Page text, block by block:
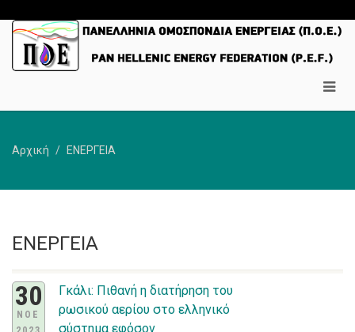
Αρχική ΕΝΕΡΓΕΙΑ
ΕΝΕΡΓΕΙΑ
30
ΝΟΕ
Γκάλι: Πιθανή η διατήρηση του
ρωσικού αερίου στο ελληνικό
σύστημα εφόσον